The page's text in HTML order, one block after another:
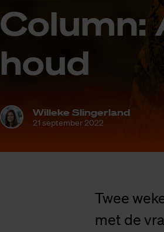
houd
Willeke Slingerland
21 september 2022
Twee
met de